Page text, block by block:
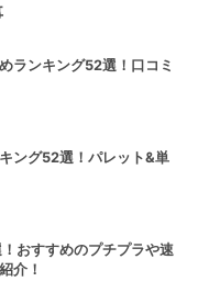
ランキング52選！口コミ
ング52選！パレット&単
おすすめのプチプラや速
介！